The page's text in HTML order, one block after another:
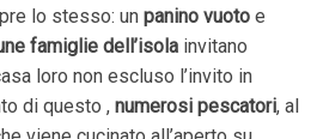
lo stesso: un panino vuoto e
famiglie dell’isola invitano
loro non escluso l’invito in
di questo , numerosi pescatori, al